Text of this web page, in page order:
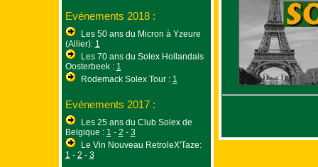
Evénements 2018 :
Les 50 ans du Micron à Yzeure
(Allier): 1
Les 70 ans du Solex Hollandais
Oosterbeek : 1
Rodemack Solex Tour : 1
Evénements 2017 :
Les 25 ans du Club Solex de
Belgique : 1 - 2 - 3
Le Vin Nouveau RetroleX'Taze:
1 - 2 - 3